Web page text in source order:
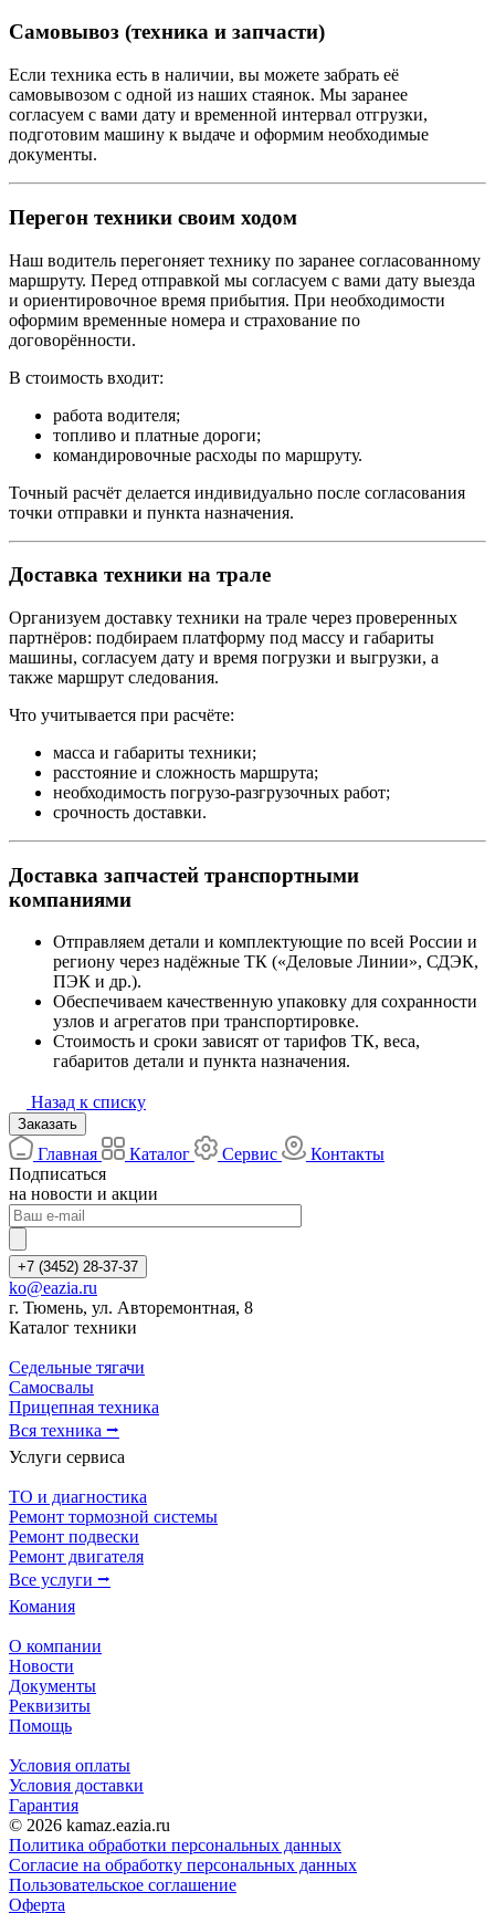
Самовывоз (техника и запчасти)
Если техника есть в наличии, вы можете забрать её
самовывозом с одной из наших стаянок. Мы заранее
согласуем с вами дату и временной интервал отгрузки,
подготовим машину к выдаче и оформим необходимые
документы.
Перегон техники своим ходом
Наш водитель перегоняет технику по заранее согласованному
маршруту. Перед отправкой мы согласуем с вами дату выезда
и ориентировочное время прибытия. При необходимости
оформим временные номера и страхование по
договорённости.
В стоимость входит:
работа водителя;
топливо и платные дороги;
командировочные расходы по маршруту.
Точный расчёт делается индивидуально после согласования
точки отправки и пункта назначения.
Доставка техники на трале
Организуем доставку техники на трале через проверенных
партнёров: подбираем платформу под массу и габариты
машины, согласуем дату и время погрузки и выгрузки, а
также маршрут следования.
Что учитывается при расчёте:
масса и габариты техники;
расстояние и сложность маршрута;
необходимость погрузо-разгрузочных работ;
срочность доставки.
Доставка запчастей транспортными
компаниями
Отправляем детали и комплектующие по всей России и
региону через надёжные ТК («Деловые Линии», СДЭК,
ПЭК и др.).
Обеспечиваем качественную упаковку для сохранности
узлов и агрегатов при транспортировке.
Стоимость и сроки зависят от тарифов ТК, веса,
габаритов детали и пункта назначения.
Назад к списку
Заказать
Главная Каталог Сервис
Контакты
Подписаться
на новости и акции
+7 (3452) 28-37-37
ko@eazia.ru
г. Тюмень, ул. Авторемонтная, 8
Каталог техники
Седельные тягачи
Самосвалы
Прицепная техника
Вся техника ⭢
Услуги сервиса
ТО и диагностика
Ремонт тормозной системы
Ремонт подвески
Ремонт двигателя
Все услуги ⭢
Комания
О компании
Новости
Документы
Реквизиты
Помощь
Условия оплаты
Условия доставки
Гарантия
© 2026 kamaz.eazia.ru
Политика обработки персональных данных
Согласие на обработку персональных данных
Пользовательское соглашение
Оферта